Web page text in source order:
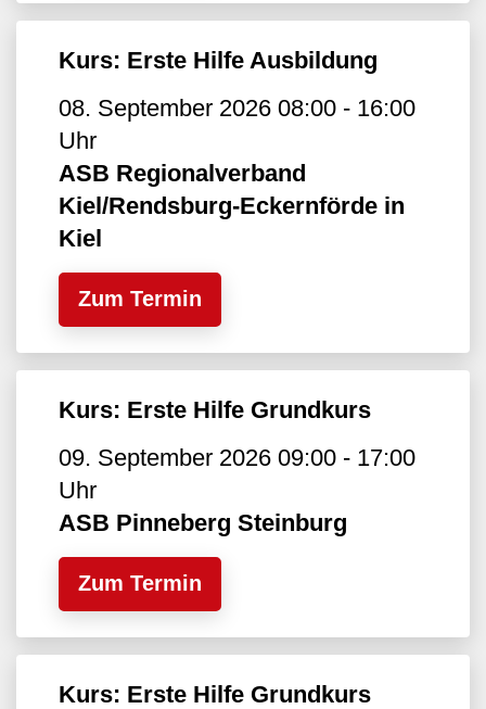
Kurs: Erste Hilfe Ausbildung
08. September 2026 08:00 - 16:00
Uhr
ASB Regionalverband
Kiel/Rendsburg-Eckernförde in
Kiel
Zum Termin
Kurs: Erste Hilfe Grundkurs
09. September 2026 09:00 - 17:00
Uhr
ASB Pinneberg Steinburg
Zum Termin
Kurs: Erste Hilfe Grundkurs